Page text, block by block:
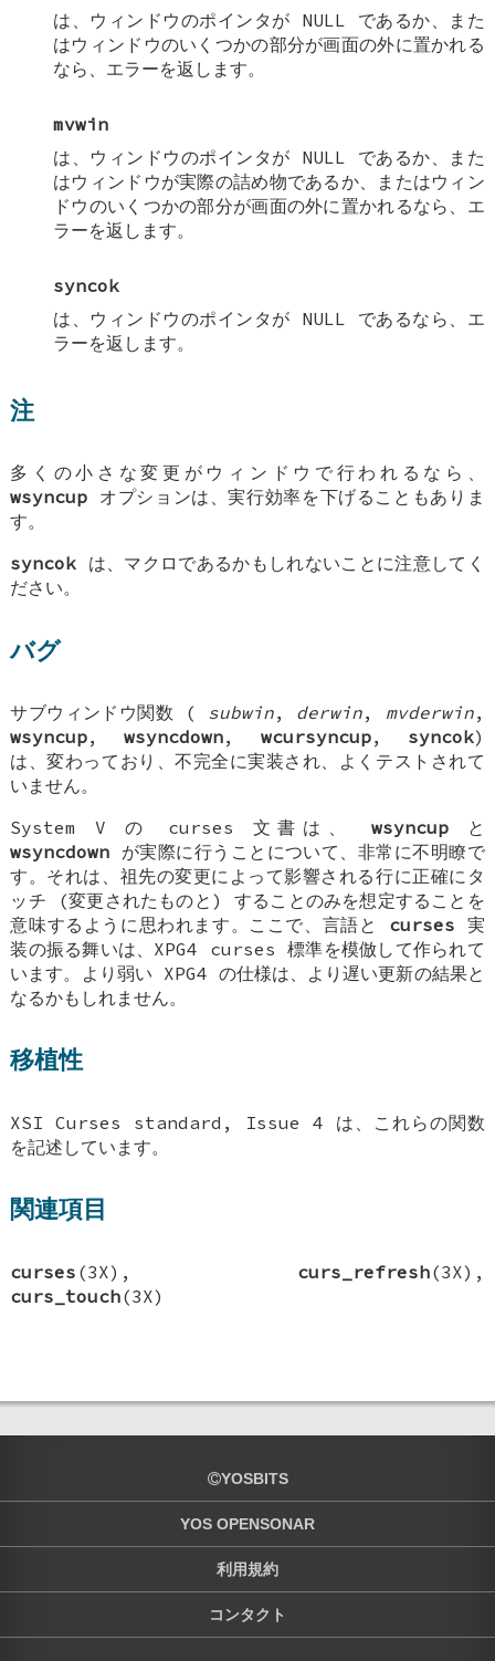
は、ウィンドウのポインタが NULL であるか、また
はウィンドウのいくつかの部分が画面の外に置かれる
なら、エラーを返します。
mvwin
は、ウィンドウのポインタが NULL であるか、また
はウィンドウが実際の詰め物であるか、またはウィン
ドウのいくつかの部分が画面の外に置かれるなら、エ
ラーを返します。
syncok
は、ウィンドウのポインタが NULL であるなら、エ
ラーを返します。
注
多くの小さな変更がウィンドウで行われるなら、
wsyncup オプションは、実行効率を下げることもありま
す。
syncok は、マクロであるかもしれないことに注意してく
ださい。
バグ
サブウィンドウ関数 ( subwin, derwin, mvderwin,
wsyncup,wsyncdown, wcursyncup, syncok)
は、変わっており、不完全に実装され、よくテストされて
いません。
System V の curses 文書は、wsyncup と
wsyncdown が実際に行うことについて、非常に不明瞭で
す。それは、祖先の変更によって影響される行に正確にタ
ッチ (変更されたものと) することのみを想定することを
意味するように思われます。ここで、言語と curses 実
装の振る舞いは、XPG4 curses 標準を模倣して作られて
います。より弱い XPG4 の仕様は、より遅い更新の結果と
なるかもしれません。
移植性
XSI Curses standard, Issue 4 は、これらの関数
を記述しています。
関連項目
curses (3X), curs_refresh(3X),
curs_touch(3X)
YOSBITS
YOS OPENSONAR
利用規約
コンタクト